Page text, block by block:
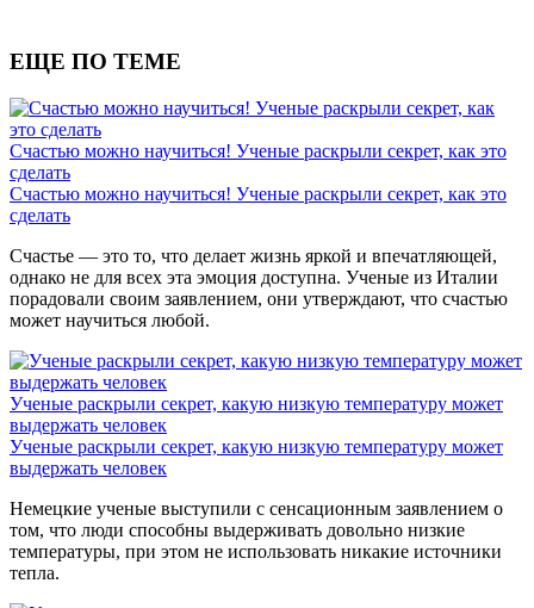
ЕЩЕ ПО ТЕМЕ
Счастью можно научиться! Ученые раскрыли секрет, как это
сделать
Счастью можно научиться! Ученые раскрыли секрет, как это
сделать
Счастье — это то, что делает жизнь яркой и впечатляющей,
однако не для всех эта эмоция доступна. Ученые из Италии
порадовали своим заявлением, они утверждают, что счастью
может научиться любой.
Ученые раскрыли секрет, какую низкую температуру может
выдержать человек
Ученые раскрыли секрет, какую низкую температуру может
выдержать человек
Немецкие ученые выступили с сенсационным заявлением о
том, что люди способны выдерживать довольно низкие
температуры, при этом не использовать никакие источники
тепла.